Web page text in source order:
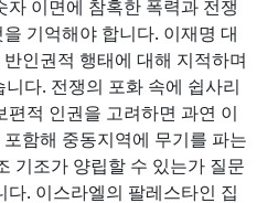
자 이면에 참혹한 폭력과 전쟁
기억해야 합니다. 이재명 대
인권적 행태에 대해 지적하며
니다. 전쟁의 포화 속에 쉽사리
편적 인권을 고려하면 과연 이
함해 중동지역에 무기를 파는
기조가 양립할 수 있는가 질문
다. 이스라엘의 팔레스타인 집